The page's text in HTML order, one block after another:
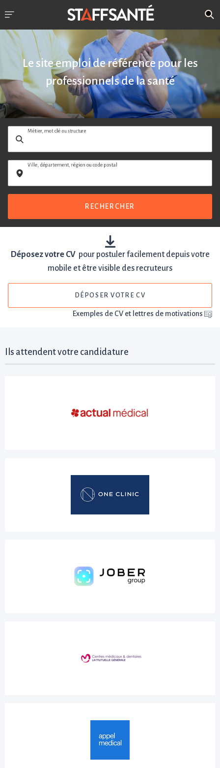
Le site emploi de référence pour les
professionnels de la santé
Métier, mot clé ou structure
Ville, département, région ou code postal
RECHERCHER
Déposez votre CVpour postuler facilement depuis votre
mobile et être visible des recruteurs
DÉPOSER VOTRE CV
Exemples de CV et lettres de motivations
Ils attendent votre candidature